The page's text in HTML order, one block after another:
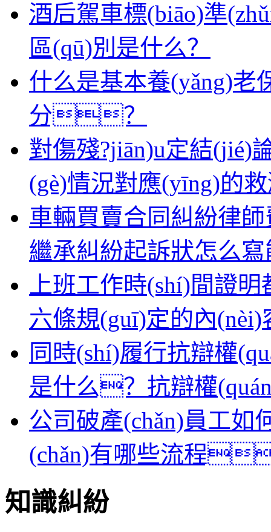
酒后駕車標(biāo)準
區(qū)別是什么？
什么是基本養(yǎng)老
分？
對傷殘?jiān)u定結
(gè)情況對應(yīng)
車輛買賣合同糾紛律
繼承糾紛起訴狀怎么
上班工作時(shí)間證
六條規(guī)定的內
同時(shí)履行抗辯權
是什么？抗辯權
公司破產(chǎn)員工
(chǎn)有哪些流程
知識糾紛